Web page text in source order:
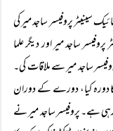
سینیٹر پروفیسر ساجد میر کی
ساجد میر اور دیگر علما
ساجد میر سے ملاقات کی۔
دورہ کیا، دورے کے دوران
ہے۔ پروفیسر ساجد میر نے